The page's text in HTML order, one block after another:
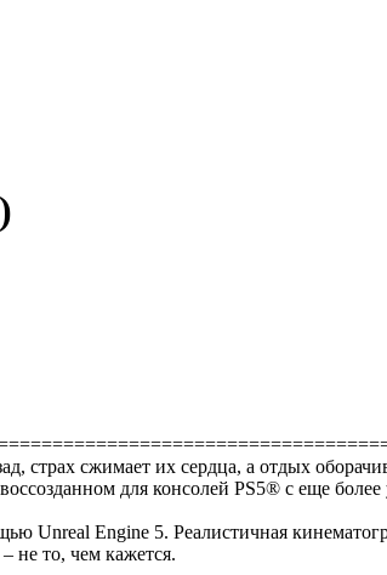
страх сжимает их сердца, а отдых
для консолей PS5® с еще
Unreal Engine 5. Реалистичная
не то, чем кажется.